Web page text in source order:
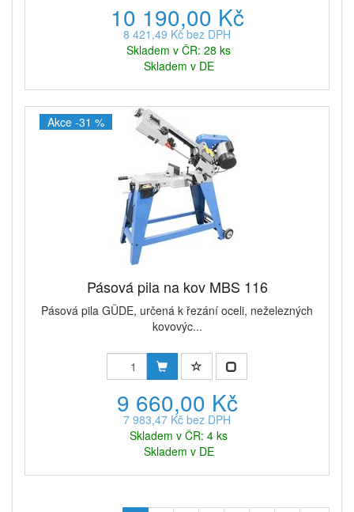
10 190,00 Kč
8 421,49 Kč bez DPH
Skladem v ČR: 28 ks
Skladem v DE
Akce -31 %
Pásová pila na kov MBS 116
Pásová pila GÜDE, určená k řezání oceli, neželezných
kovovýc...
9 660,00 Kč
7 983,47 Kč bez DPH
Skladem v ČR: 4 ks
Skladem v DE